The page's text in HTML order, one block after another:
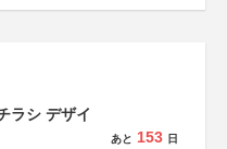
ラシ デザイ
あと 153 日